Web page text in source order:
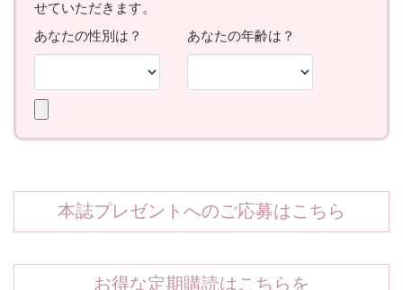
本誌プレゼントへのご応募はこちら
お得な定期購読はこちらを